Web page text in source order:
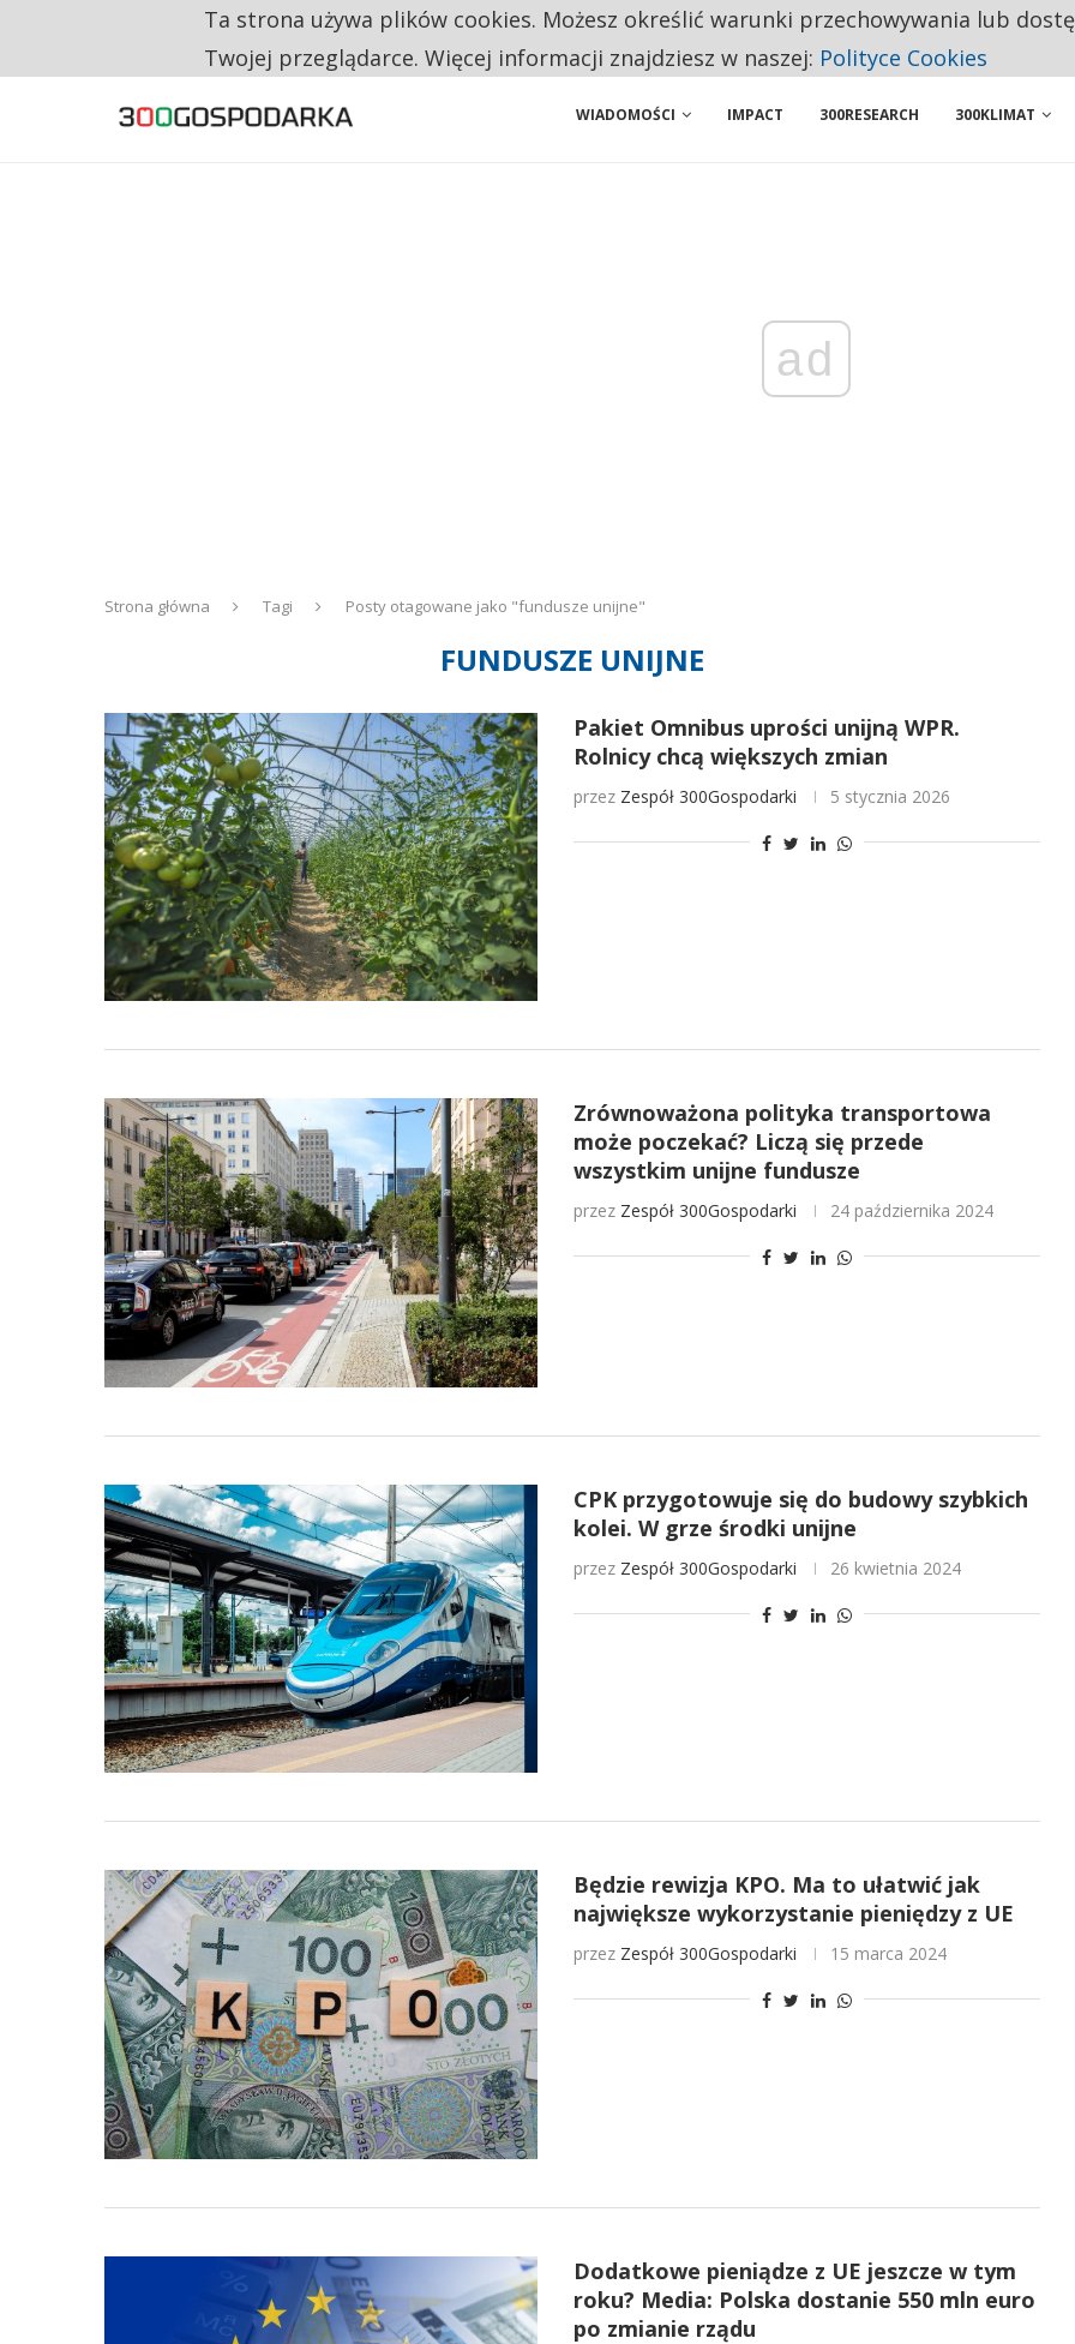
CO TRZECIĄ ZŁOTÓWKĘ Z EMERYTURY SENIORZY PRZEZNACZAJĄ NA PODSTAWOWE ZAKUPY
WIADOMOŚCI
IMPACT 300RESEARCH 300KLIMAT
ad
Strona główna Tagi Posty otagowane jako "fundusze unijne"
FUNDUSZE UNIJNE
Pakiet Omnibus uprości unijną WPR.
Rolnicy chcą większych zmian
przez Zespół 300Gospodarki 5 stycznia 2026
Zrównoważona polityka transportowa
może poczekać? Liczą się przede
wszystkim unijne fundusze
przez Zespół 300Gospodarki 24 października 2024
CPK przygotowuje się do budowy szybkich
kolei. W grze środki unijne
przez Zespół 300Gospodarki 26 kwietnia 2024
Będzie rewizja KPO. Ma to ułatwić jak
największe wykorzystanie pieniędzy z UE
przez Zespół 300Gospodarki 15 marca 2024
Dodatkowe pieniądze z UE jeszcze w tym
roku? Media: Polska dostanie 550 mln euro
po zmianie rządu
Ta strona używa plików cookies. Możesz określić warunki przechowywania lub
Twojej przeglądarce. Więcej informacji znajdziesz w naszej: Polityce Cookies